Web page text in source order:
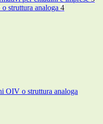
struttura analoga 4
OIV o struttura analoga